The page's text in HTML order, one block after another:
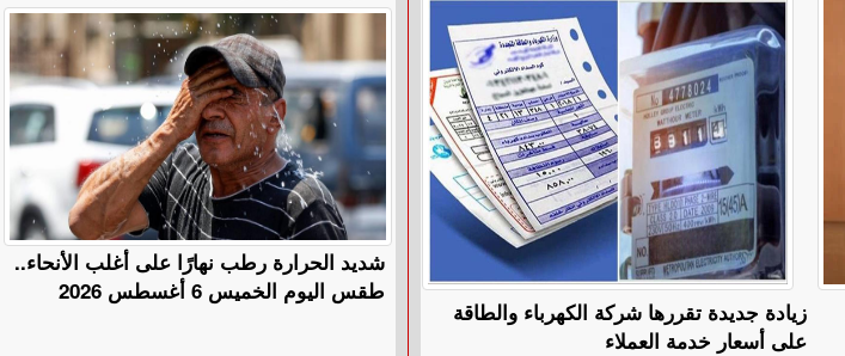
زيادة جديدة تقررها شركة الكهرباء والطاقة
على أسعار خدمة العملاء
​شديد الحرارة رطب نهارًا على أغلب الأنحاء..
طقس اليوم الخميس 6 أغسطس 2026